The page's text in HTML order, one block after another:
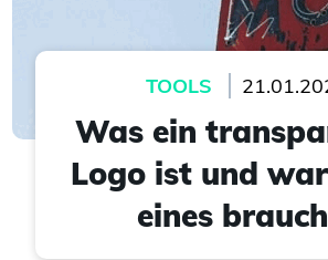
TOOLS
Was ein
Logo ist und
eines